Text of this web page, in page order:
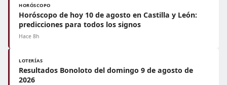
HORÓSCOPO
Horóscopo de hoy 10 de agosto en Castilla y León:
predicciones para todos los signos
Hace 8h
LOTERÍAS
Resultados Bonoloto del domingo 9 de agosto de
2026